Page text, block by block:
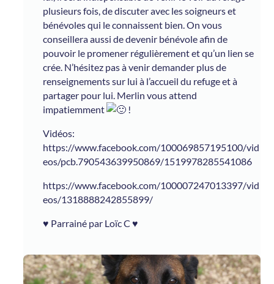
plusieurs fois, de discuter avec les soigneurs et
bénévoles qui le connaissent bien. On vous
conseillera aussi de devenir bénévole afin de
pouvoir le promener régulièrement et qu’un lien se
crée. N’hésitez pas à venir demander plus de
renseignements sur lui à l’accueil du refuge et à
partager pour lui. Merlin vous attend
impatiemment
!
Vidéos:
https://www.facebook.com/100069857195100/vid
eos/pcb.790543639950869/1519978285541086
https://www.facebook.com/100007247013397/vid
eos/1318888242855899/
♥ Parrainé par Loïc C ♥